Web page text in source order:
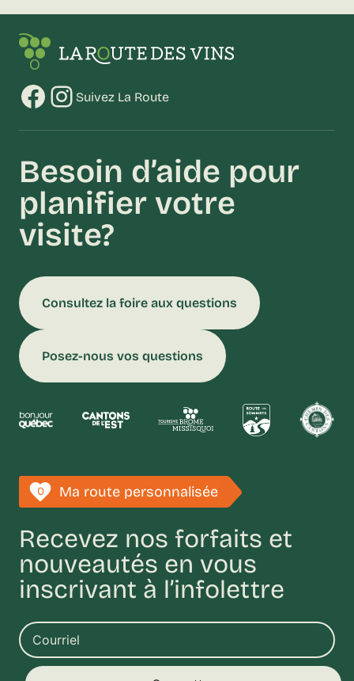
Facebook
Instagram
Suivez La Route
Besoin d’aide pour
planifier votre
visite?
Consultez la foire aux questions
Posez-nous vos questions
0 Ma route personnalisée
Recevez nos forfaits et
nouveautés en vous
inscrivant à l’infolettre